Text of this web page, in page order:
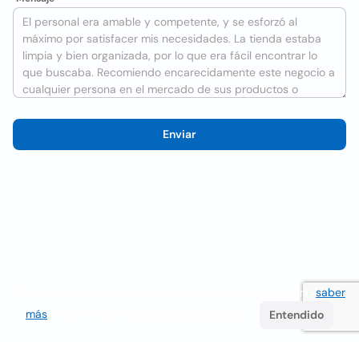
Enviar
Utilizamos cookies para mejorar la experiencia del usuario saber
más
Entendido